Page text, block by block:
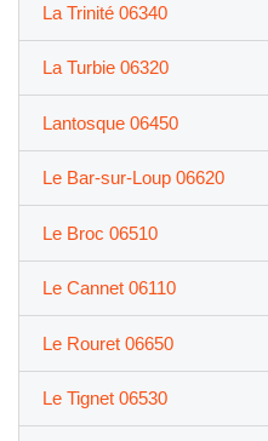
La Trinité 06340
La Turbie 06320
Lantosque 06450
Le Bar-sur-Loup 06620
Le Broc 06510
Le Cannet 06110
Le Rouret 06650
Le Tignet 06530